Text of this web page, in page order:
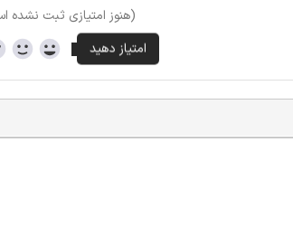
(هنوز امتیازی ثبت نشده